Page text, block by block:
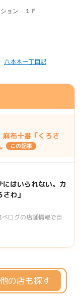
六本木一丁目駅
麻布十番「くろさ
この記事
はいられない。カ
わ」
ログの店舗情報で自
他の店も探す